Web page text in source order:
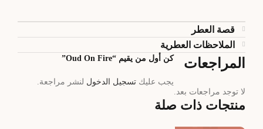
قصة العطر
الملاحظات العطرية
المراجعات
لا توجد مراجعات بعد.
كن أول من يقيم “Oud On Fire”
يجب عليك تسجيل الدخول لنشر مراجعة.
منتجات ذات صلة